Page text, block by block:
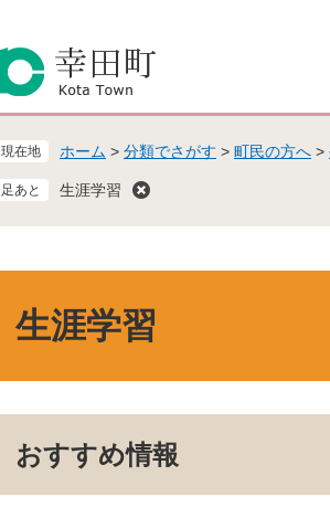
現在地 ホーム > 分類でさがす > 町民の方へ >
生涯学習
生涯学習
おすすめ情報